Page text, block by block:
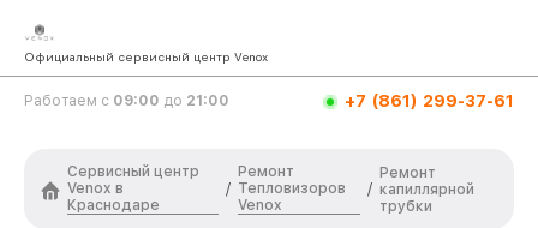
Официальный сервисный центр Venox
Работаем с 09:00 до 21:00 +7 (861) 299-37-61
Сервисный центр
Venox в
Краснодаре
/
Ремонт
Тепловизоров
Venox
/
Ремонт
капиллярной
трубки